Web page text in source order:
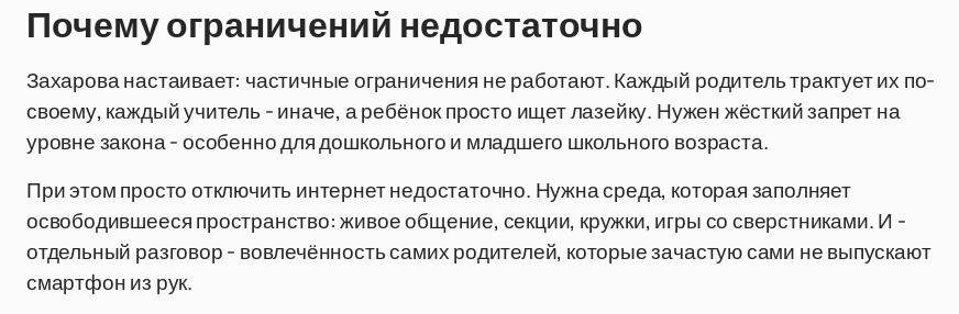
Почему ограничений недостаточно
Захарова настаивает: частичные ограничения не работают. Каждый родитель трактует их по-
своему, каждый учитель - иначе, а ребёнок просто ищет лазейку. Нужен жёсткий запрет на
уровне закона - особенно для дошкольного и младшего школьного возраста.
При этом просто отключить интернет недостаточно. Нужна среда, которая заполняет
освободившееся пространство: живое общение, секции, кружки, игры со сверстниками. И -
отдельный разговор - вовлечённость самих родителей, которые зачастую сами не выпускают
смартфон из рук.